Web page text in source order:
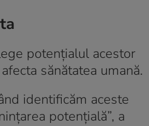
potențialul acestor
sănătatea umană.
identificăm aceste
potențială”, a